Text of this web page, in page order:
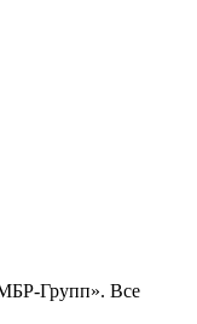
Групп». Все